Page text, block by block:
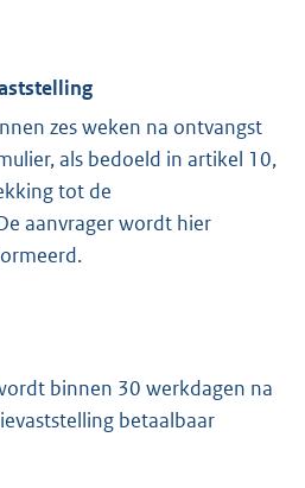
zes weken na ontvangst
als bedoeld in artikel 10,
tot de
aanvrager wordt hier
binnen 30 werkdagen na
betaalbaar